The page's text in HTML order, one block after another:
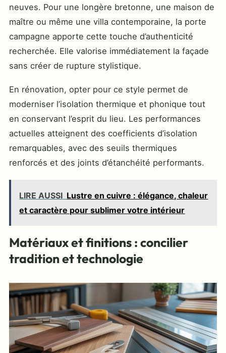
neuves. Pour une longère bretonne, une maison de
maître ou même une villa contemporaine, la porte
campagne apporte cette touche d’authenticité
recherchée. Elle valorise immédiatement la façade
sans créer de rupture stylistique.
En rénovation, opter pour ce style permet de
moderniser l’isolation thermique et phonique tout
en conservant l’esprit du lieu. Les performances
actuelles atteignent des coefficients d’isolation
remarquables, avec des seuils thermiques
renforcés et des joints d’étanchéité performants.
LIRE AUSSI Lustre en cuivre : élégance, chaleur
et caractère pour sublimer votre intérieur
Matériaux et finitions : concilier
tradition et technologie